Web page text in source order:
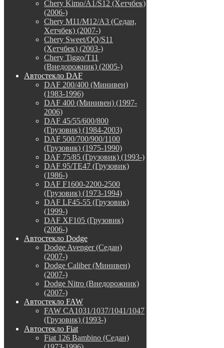
Chery Kimo/A1/S12 (Хетчбек)
(2006-)
Chery M11/M12/A3 (Седан,
Хетчбек) (2007-)
Chery Sweet/QQ/S11
(Хетчбек) (2003-)
Chery Tiggo/T11
(Внедорожник) (2005-)
Автостекло DAF
DAF 200/400 (Минивен)
(1983-1996)
DAF 400 (Минивен) (1997-
2006)
DAF 45/55/600/800
(Грузовик) (1984-2003)
DAF 500/700/900/1100
(Грузовик) (1975-1990)
DAF 75/85 (Грузовик) (1993-)
DAF 95/TE47 (Грузовик)
(1986-)
DAF F1600-2200-2500
(Грузовик) (1973-1994)
DAF LF45-55 (Грузовик)
(1999-)
DAF XF105 (Грузовик)
(2006-)
Автостекло Dodge
Dodge Avenger (Седан)
(2007-)
Dodge Caliber (Минивен)
(2007-)
Dodge Nitro (Внедорожник)
(2007-)
Автостекло FAW
FAW CA1031/1037/1041/1047
(Грузовик) (1993-)
Автостекло Fiat
Fiat 126 Bambino (Седан)